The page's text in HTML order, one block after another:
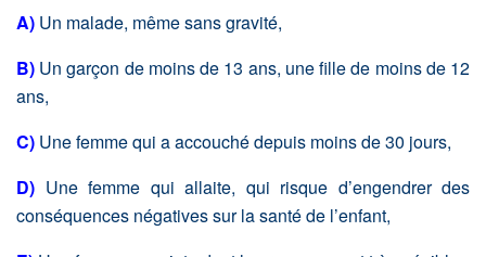
A) Un malade, même sans gravité,
B) Un garçon de moins de 13 ans, une fille de moins de 12
ans,
C) Une femme qui a accouché depuis moins de 30 jours,
D) Une femme qui allaite, qui risque d’engendrer des
conséquences négatives sur la santé de l’enfant,